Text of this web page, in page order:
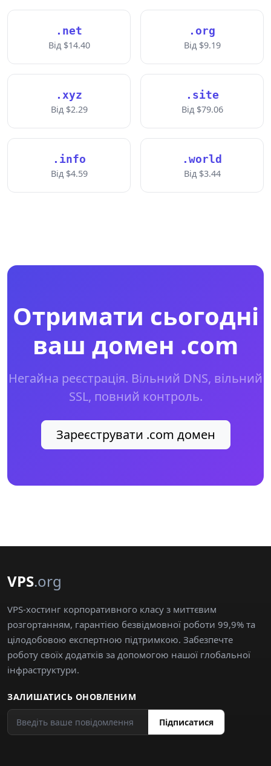
.net
Від $14.40
.org
Від $9.19
.xyz
Від $2.29
.site
Від $79.06
.info
Від $4.59
.world
Від $3.44
Отримати сьогодні
ваш домен .com
Негайна реєстрація. Вільний DNS, вільний
SSL, повний контроль.
Зареєструвати .com домен
VPS.org
VPS-хостинг корпоративного класу з миттєвим
розгортанням, гарантією безвідмовної роботи 99,9% та
цілодобовою експертною підтримкою. Забезпечте
роботу своїх додатків за допомогою нашої глобальної
інфраструктури.
ЗАЛИШАТИСЬ ОНОВЛЕНИМ
Підписатися